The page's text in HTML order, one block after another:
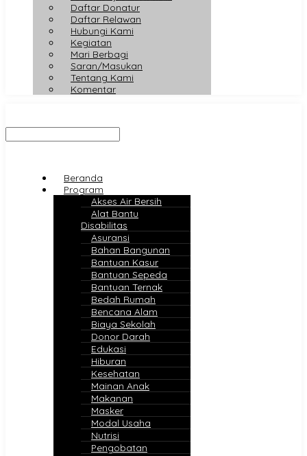
Daftar Donatur
Daftar Relawan
Hubungi Kami
Kegiatan
Mari Berbagi
Saran/Masukan
Tentang Kami
Komentar
Beranda
Program
Akses Air Bersih
Alat Bantu
Disabilitas
Asuransi
Bahan Bangunan
Bantuan Kasur
Bantuan Sepeda
Bantuan Ternak
Bedah Rumah
Bencana Alam
Biaya Sekolah
Donor Darah
Edukasi
Hiburan
Kesehatan
Mainan Anak
Makanan
Masker
Modal Usaha
Nutrisi
Pengobatan